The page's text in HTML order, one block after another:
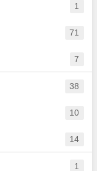
1
71
7
38
10
14
1